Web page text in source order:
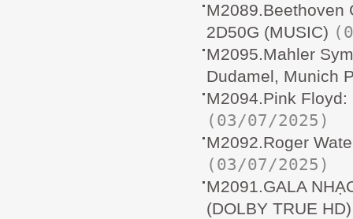
M2089.Beethoven
2D50G (MUSIC)
M2095.Mahler
Dudamel, Munich
M2094.Pink
(03/07/2025)
M2092.Roger
(03/07/2025)
M2091.GALA
(DOLBY TRUE HD)